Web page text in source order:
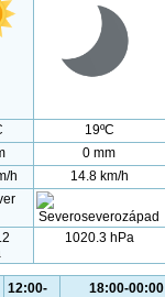
19ºC
0 mm
h
14.8 km/h
1020.3 hPa
12:00-
18:00-00:00